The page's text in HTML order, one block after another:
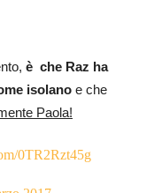
è che Raz ha
isolano e che
Paola!
0TR2Rzt45g